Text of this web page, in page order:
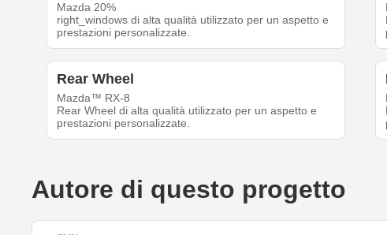
Mazda 20%
right_windows di alta qualità utilizzato per un aspetto e
prestazioni personalizzate.
Rear Wheel
Mazda™ RX-8
Rear Wheel di alta qualità utilizzato per un aspetto e
prestazioni personalizzate.
Autore di questo progetto